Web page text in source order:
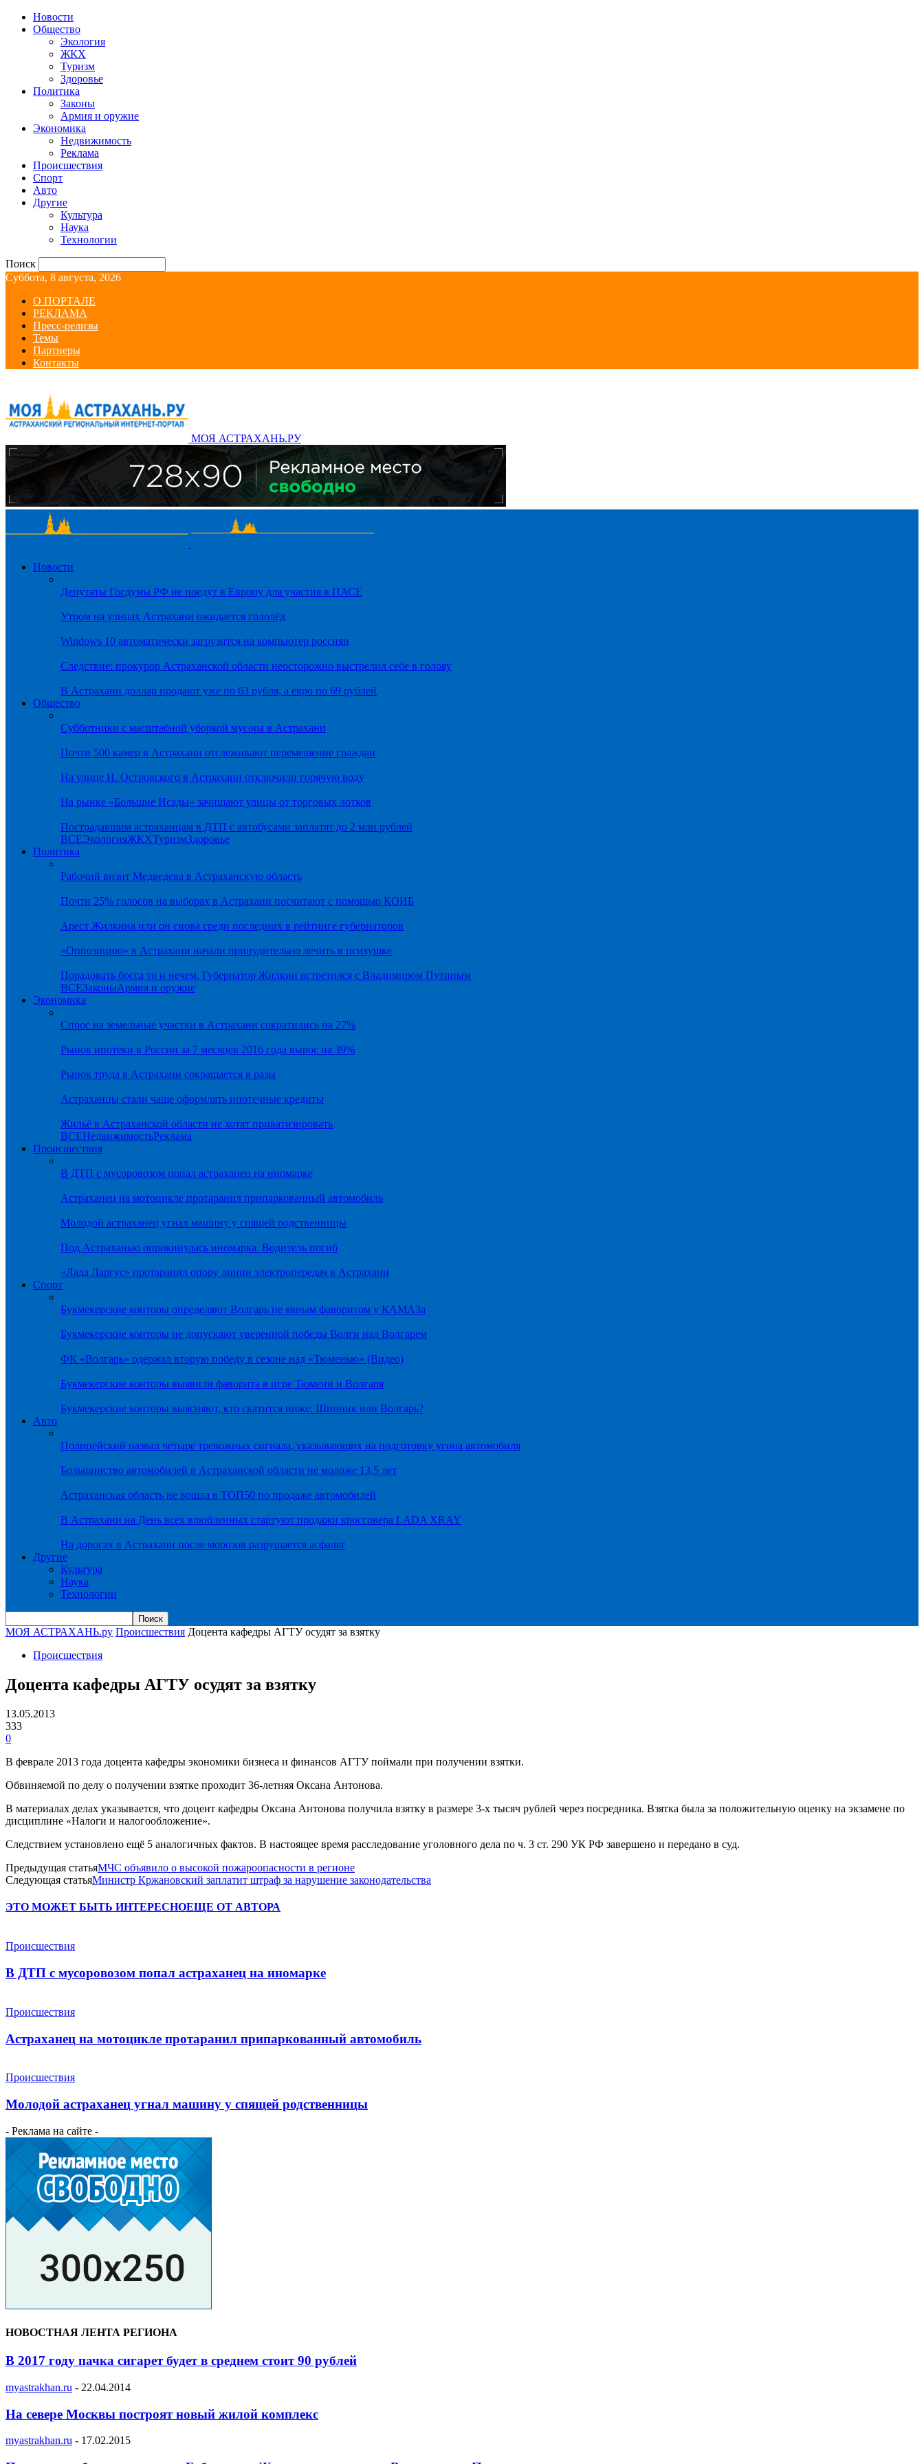
Новости
Общество
Экология
ЖКХ
Туризм
Здоровье
Политика
Законы
Армия и оружие
Экономика
Недвижимость
Реклама
Происшествия
Спорт
Авто
Другие
Культура
Наука
Технологии
Поиск
Суббота, 8 августа, 2026
О ПОРТАЛЕ
РЕКЛАМА
Пресс-релизы
Темы
Партнеры
Контакты
МОЯ АСТРАХАНЬ.РУ
Новости
Депутаты Госдумы РФ не поедут в Европу для участия в ПАСЕ
Утром на улицах Астрахани ожидается гололёд
Windows 10 автоматически загрузится на компьютер россиян
Следствие: прокурор Астраханской области неосторожно выстрелил себе в голову
В Астрахани доллар продают уже по 63 рубля, а евро по 69 рублей
Общество
Субботники с масштабной уборкой мусора в Астрахани
Почти 500 камер в Астрахани отслеживают перемещение граждан
На улице Н. Островского в Астрахани отключили горячую воду
На рынке «Большие Исады» зачищают улицы от торговых лотков
Пострадавшим астраханцам в ДТП с автобусами заплатят до 2 млн рублей
ВСЕЭкологияЖКХТуризмЗдоровье
Политика
Рабочий визит Медведева в Астраханскую область
Почти 25% голосов на выборах в Астрахани посчитают с помощью КОИБ
Арест Жилкина или он снова среди последних в рейтинге губернаторов
«Оппозицию» в Астрахани начали принудительно лечить в психушке
Порадовать босса то и нечем. Губернатор Жилкин встретился с Владимиром Путиным
ВСЕЗаконыАрмия и оружие
Экономика
Спрос на земельные участки в Астрахани сократились на 27%
Рынок ипотеки в России за 7 месяцев 2016 года вырос на 39%
Рынок труда в Астрахани сокращается в разы
Астраханцы стали чаще оформлять ипотечные кредиты
Жильё в Астраханской области не хотят приватизировать
ВСЕНедвижимостьРеклама
Происшествия
В ДТП с мусоровозом попал астраханец на иномарке
Астраханец на мотоцикле протаранил припаркованный автомобиль
Молодой астраханец угнал машину у спящей родственницы
Под Астраханью опрокинулась иномарка. Водитель погиб
«Лада Ларгус» протаранил опору линии электропередач в Астрахани
Спорт
Букмекерские конторы определяют Волгарь не явным фаворитом у КАМАЗа
Букмекерские конторы не допускают уверенной победы Волги над Волгарем
ФК «Волгарь» одержал вторую победу в сезоне над «Тюменью» (Видео)
Букмекерские конторы выявили фаворита в игре Тюмени и Волгаря
Букмекерские конторы выясняют, кто скатится ниже: Шинник или Волгарь?
Авто
Полицейский назвал четыре тревожных сигнала, указывающих на подготовку угона автомобиля
Большинство автомобилей в Астраханской области не моложе 13,5 лет
Астраханская область не вошла в ТОП50 по продаже автомобилей
В Астрахани на День всех влюбленных стартуют продажи кроссовера LADA XRAY
На дорогах в Астрахани после морозов разрушается асфальт
Другие
Культура
Наука
Технологии
МОЯ АСТРАХАНЬ.ру Происшествия Доцента кафедры АГТУ осудят за взятку
Происшествия
Доцента кафедры АГТУ осудят за взятку
13.05.2013
333
0
В феврале 2013 года доцента кафедры экономики бизнеса и финансов АГТУ поймали при получении взятки.
Обвиняемой по делу о получении взятке проходит 36-летняя Оксана Антонова.
В материалах делах указывается, что доцент кафедры Оксана Антонова получила взятку в размере 3-х тысяч рублей через посредника. Взятка была за положительную оценку на экзамене по
дисциплине «Налоги и налогообложение».
Следствием установлено ещё 5 аналогичных фактов. В настоящее время расследование уголовного дела по ч. 3 ст. 290 УК РФ завершено и передано в суд.
Предыдущая статьяМЧС объявило о высокой пожароопасности в регионе
Следующая статьяМинистр Кржановский заплатит штраф за нарушение законодательства
ЭТО МОЖЕТ БЫТЬ ИНТЕРЕСНОЕЩЕ ОТ АВТОРА
Происшествия
В ДТП с мусоровозом попал астраханец на иномарке
Происшествия
Астраханец на мотоцикле протаранил припаркованный автомобиль
Происшествия
Молодой астраханец угнал машину у спящей родственницы
- Реклама на сайте -
НОВОСТНАЯ ЛЕНТА РЕГИОНА
В 2017 году пачка сигарет будет в среднем стоит 90 рублей
myastrakhan.ru - 22.04.2014
На севере Москвы построят новый жилой комплекс
myastrakhan.ru - 17.02.2015